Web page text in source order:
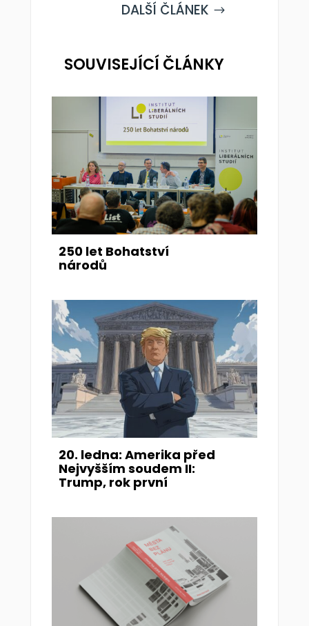
DALŠÍ ČLÁNEK $
SOUVISEJÍCÍ ČLÁNKY
250 let Bohatství
národů
20. ledna: Amerika před
Nejvyšším soudem II:
Trump, rok první